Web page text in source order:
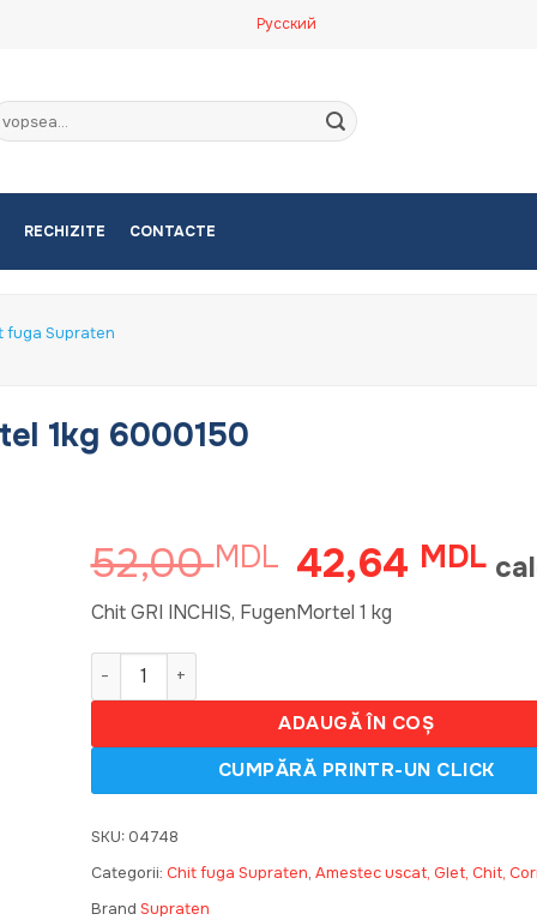
Русский
RECHIZITE CONTACTE
fuga Supraten
1kg 6000150
52,00MDL Prețul
inițial
a
42,64 MDL
Chit GRI INCHIS, FugenMortel 1 kg
Cantitate Chit N17 GRI INCHIS, FugenMortel 1kg
ADAUGĂ ÎN COȘ
SKU: 04748
Categorii: Chit fuga Supraten, Amestec uscat, Glet, Chit,
Brand Supraten